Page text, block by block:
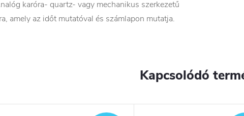
karóra- quartz- vagy mechanikus szerkezetű
amely az időt mutatóval és számlapon mutatja.
Kapcsolódó